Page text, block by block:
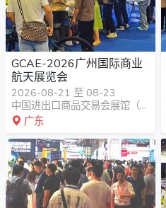
GCAE-2026广州国际商业
航天展览会
2026-08-21 至 08-23
中国进出口商品交易会展馆（广交会展馆）
广东